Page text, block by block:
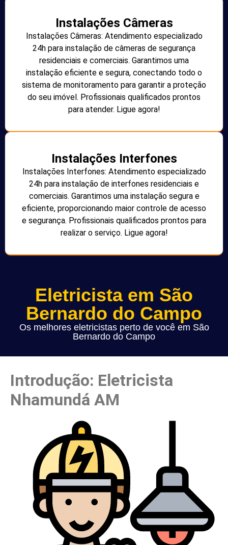
Instalações Câmeras
Instalações Câmeras: Atendimento especializado
24h para instalação de câmeras de segurança
residenciais e comerciais. Garantimos uma
instalação eficiente e segura, conectando todo o
sistema de monitoramento para garantir a proteção
do seu imóvel. Profissionais qualificados prontos
para atender. Ligue agora!
Instalações Interfones
Instalações Interfones: Atendimento especializado
24h para instalação de interfones residenciais e
comerciais. Garantimos uma instalação segura e
eficiente, proporcionando maior controle de acesso
e segurança. Profissionais qualificados prontos para
realizar o serviço. Ligue agora!
Eletricista em São
Bernardo do Campo
Os melhores eletricistas perto de você em São
Bernardo do Campo
Introdução: Eletricista
Nhamundá AM